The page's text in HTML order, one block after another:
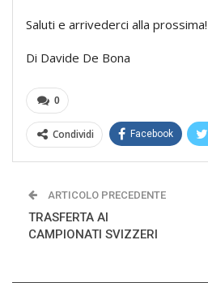
Saluti e arrivederci alla prossima!
Di Davide De Bona
0
Condividi Facebook
ARTICOLO PRECEDENTE
TRASFERTA AI
CAMPIONATI SVIZZERI